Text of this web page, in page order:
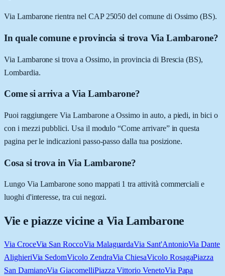
Via Lambarone rientra nel CAP 25050 del comune di Ossimo (BS).
In quale comune e provincia si trova Via Lambarone?
Via Lambarone si trova a Ossimo, in provincia di Brescia (BS),
Lombardia.
Come si arriva a Via Lambarone?
Puoi raggiungere Via Lambarone a Ossimo in auto, a piedi, in bici o
con i mezzi pubblici. Usa il modulo “Come arrivare” in questa
pagina per le indicazioni passo-passo dalla tua posizione.
Cosa si trova in Via Lambarone?
Lungo Via Lambarone sono mappati 1 tra attività commerciali e
luoghi d'interesse, tra cui negozi.
Vie e piazze vicine a Via Lambarone
Via CroceVia San RoccoVia MalaguardaVia Sant'AntonioVia Dante
AlighieriVia SedomVicolo ZendraVia ChiesaVicolo RosagaPiazza
San DamianoVia GiacomelliPiazza Vittorio VenetoVia Papa